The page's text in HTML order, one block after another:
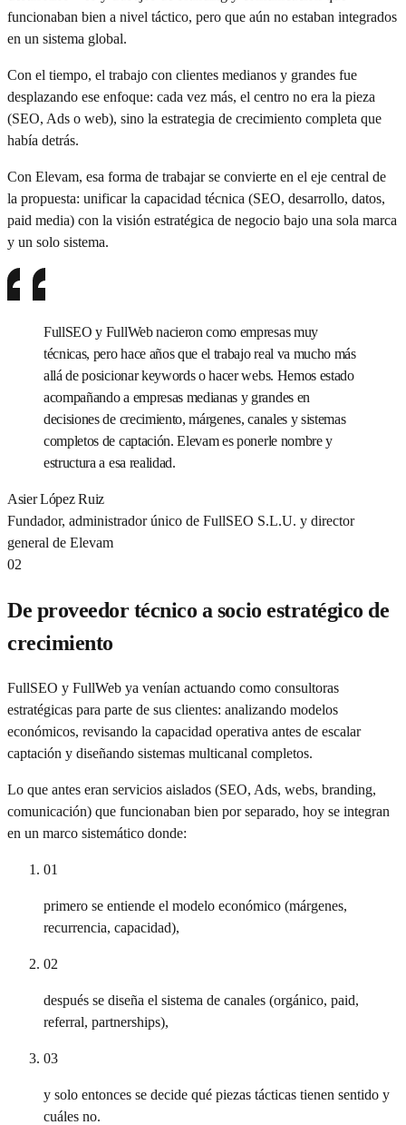
funcionaban bien a nivel táctico, pero que aún no estaban integrados
en un sistema global.
Con el tiempo, el trabajo con clientes medianos y grandes fue
desplazando ese enfoque: cada vez más, el centro no era la pieza
(SEO, Ads o web), sino la estrategia de crecimiento completa que
había detrás.
Con Elevam, esa forma de trabajar se convierte en el eje central de
la propuesta: unificar la capacidad técnica (SEO, desarrollo, datos,
paid media) con la visión estratégica de negocio bajo una sola marca
y un solo sistema.
FullSEO y FullWeb nacieron como empresas muy
técnicas, pero hace años que el trabajo real va mucho más
allá de posicionar keywords o hacer webs. Hemos estado
acompañando a empresas medianas y grandes en
decisiones de crecimiento, márgenes, canales y sistemas
completos de captación. Elevam es ponerle nombre y
estructura a esa realidad.
Asier López Ruiz
Fundador, administrador único de FullSEO S.L.U. y director
general de Elevam
02
De proveedor técnico a socio estratégico de
crecimiento
FullSEO y FullWeb ya venían actuando como consultoras
estratégicas para parte de sus clientes: analizando modelos
económicos, revisando la capacidad operativa antes de escalar
captación y diseñando sistemas multicanal completos.
Lo que antes eran servicios aislados (SEO, Ads, webs, branding,
comunicación) que funcionaban bien por separado, hoy se integran
en un marco sistemático donde:
01
primero se entiende el modelo económico (márgenes,
recurrencia, capacidad),
02
después se diseña el sistema de canales (orgánico, paid,
referral, partnerships),
03
y solo entonces se decide qué piezas tácticas tienen sentido y
cuáles no.